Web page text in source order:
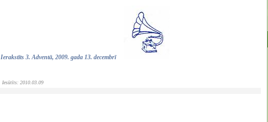
Ierakstīts 3. Adventā, 2009. gada 13. decembrī
Iesūtīts: 2010.03.09